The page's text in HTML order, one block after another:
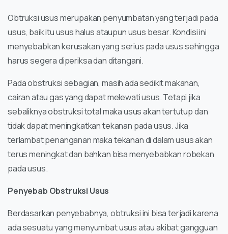
Obtruksi usus merupakan penyumbatan yang terjadi pada
usus, baik itu usus halus ataupun usus besar. Kondisi ini
menyebabkan kerusakan yang serius pada usus sehingga
harus segera diperiksa dan ditangani.
Pada obstruksi sebagian, masih ada sedikit makanan,
cairan atau gas yang dapat melewati usus. Tetapi jika
sebaliknya obstruksi total maka usus akan tertutup dan
tidak dapat meningkatkan tekanan pada usus. Jika
terlambat penanganan maka tekanan di dalam usus akan
terus meningkat dan bahkan bisa menyebabkan robekan
pada usus.
Penyebab Obstruksi Usus
Berdasarkan penyebabnya, obtruksi ini bisa terjadi karena
ada sesuatu yang menyumbat usus atau akibat gangguan